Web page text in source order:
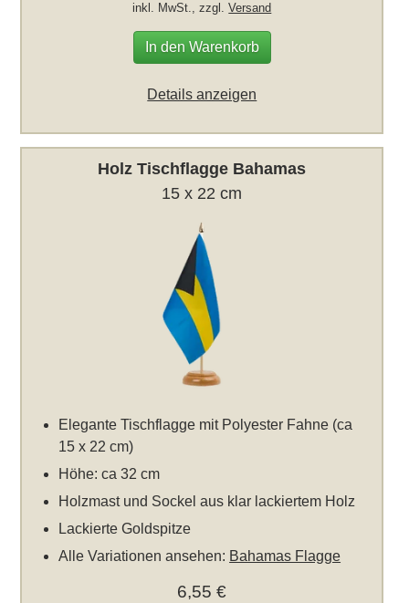
inkl. MwSt., zzgl.Versand
In den Warenkorb
Details anzeigen
Holz Tischflagge Bahamas
15 x 22 cm
Elegante Tischflagge mit Polyester Fahne (ca
15 x 22 cm)
Höhe: ca 32 cm
Holzmast und Sockel aus klar lackiertem Holz
Lackierte Goldspitze
Alle Variationen ansehen: Bahamas Flagge
6,55 €